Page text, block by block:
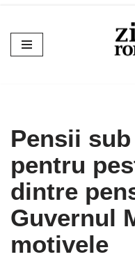
Sari
la
Pensii
pentru
dintre
Guvernul
motivele